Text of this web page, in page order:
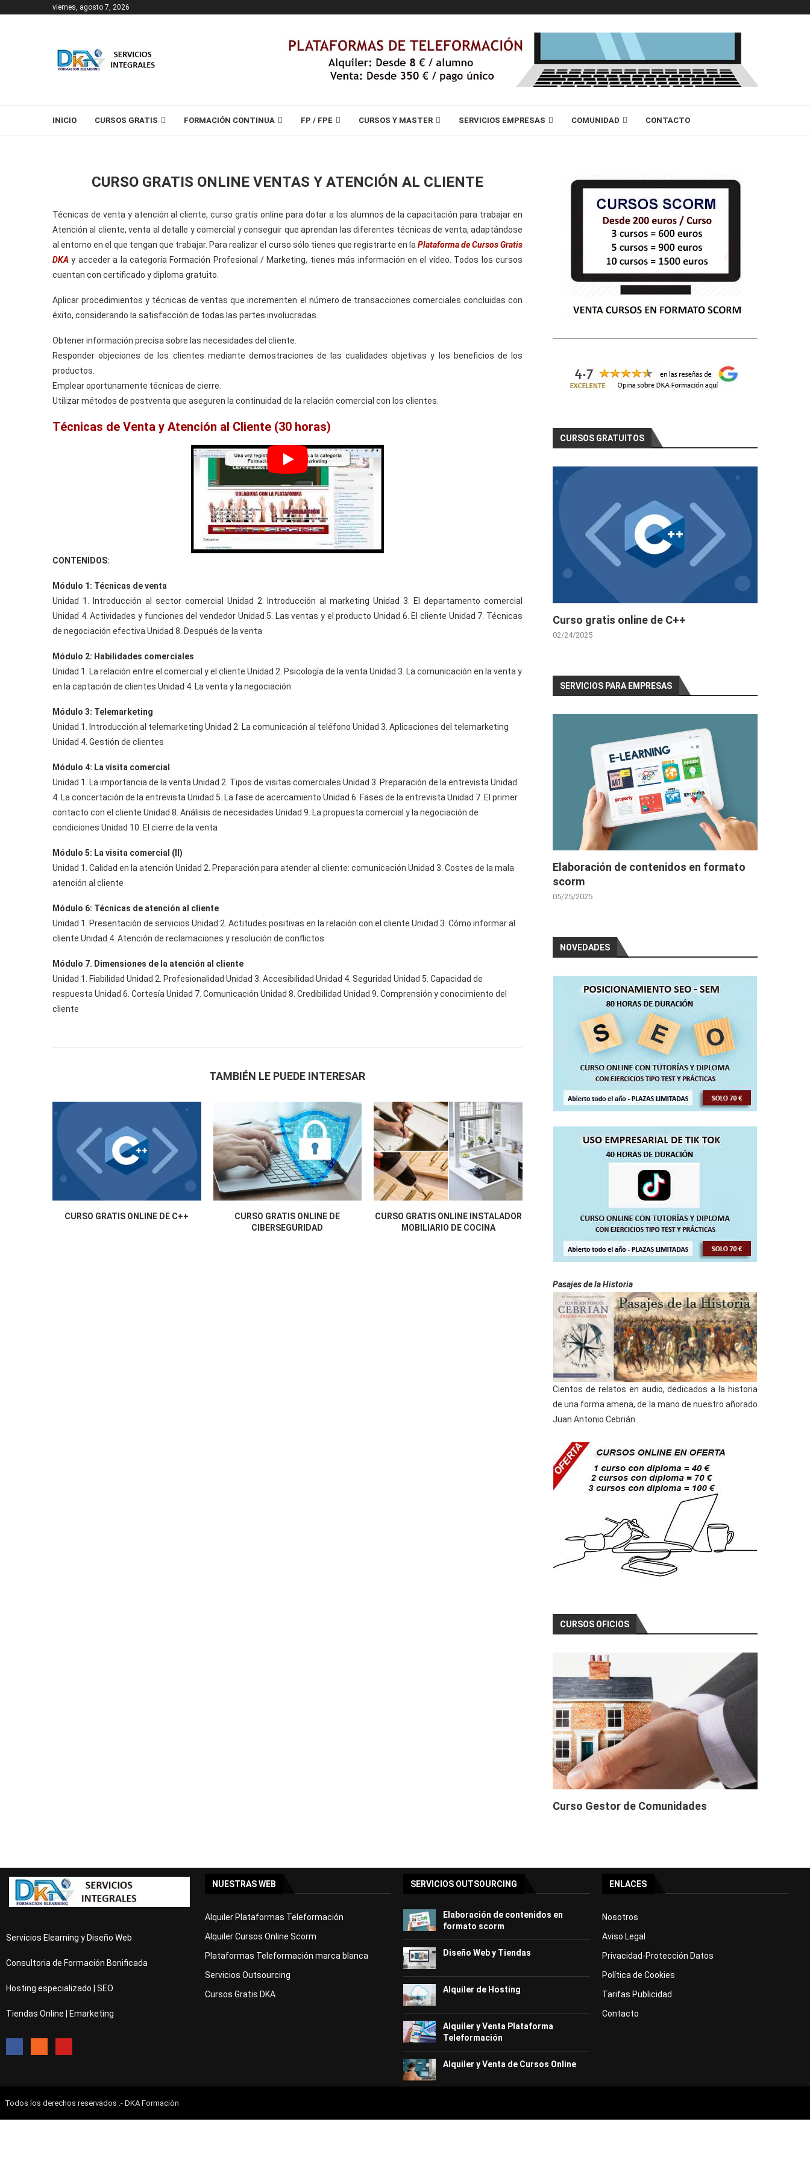
viernes, agosto 7, 2026
INICIO CURSOS GRATIS FORMACIÓN CONTINUA FP / FPE CURSOS Y MASTER SERVICIOS EMPRESAS COMUNIDAD CONTACTO
CURSO GRATIS ONLINE VENTAS Y ATENCIÓN AL CLIENTE
Técnicas de venta y atención al cliente, curso gratis online para dotar a los alumnos de la capacitación para trabajar en
Atención al cliente, venta al detalle y comercial y conseguir que aprendan las diferentes técnicas de venta, adaptándose
al entorno en el que tengan que trabajar. Para realizar el curso sólo tienes que registrarte en la Plataforma de Cursos Gratis
DKA y acceder a la categoría Formación Profesional / Marketing, tienes más información en el vídeo. Todos los cursos
cuentan con certificado y diploma gratuito.
Aplicar procedimientos y técnicas de ventas que incrementen el número de transacciones comerciales concluidas con
éxito, considerando la satisfacción de todas las partes involucradas.
Obtener información precisa sobre las necesidades del cliente.
Responder objeciones de los clientes mediante demostraciones de las cualidades objetivas y los beneficios de los
productos.
Emplear oportunamente técnicas de cierre.
Utilizar métodos de postventa que aseguren la continuidad de la relación comercial con los clientes.
Técnicas de Venta y Atención al Cliente (30 horas)
CONTENIDOS:
Módulo 1: Técnicas de venta
Unidad 1. Introducción al sector comercial Unidad 2. Introducción al marketing Unidad 3. El departamento comercial
Unidad 4. Actividades y funciones del vendedor Unidad 5. Las ventas y el producto Unidad 6. El cliente Unidad 7. Técnicas
de negociación efectiva Unidad 8. Después de la venta
Módulo 2: Habilidades comerciales
Unidad 1. La relación entre el comercial y el cliente Unidad 2. Psicología de la venta Unidad 3. La comunicación en la venta y
en la captación de clientes Unidad 4. La venta y la negociación
Módulo 3: Telemarketing
Unidad 1. Introducción al telemarketing Unidad 2. La comunicación al teléfono Unidad 3. Aplicaciones del telemarketing
Unidad 4. Gestión de clientes
Módulo 4: La visita comercial
Unidad 1. La importancia de la venta Unidad 2. Tipos de visitas comerciales Unidad 3. Preparación de la entrevista Unidad
4. La concertación de la entrevista Unidad 5. La fase de acercamiento Unidad 6. Fases de la entrevista Unidad 7. El primer
contacto con el cliente Unidad 8. Análisis de necesidades Unidad 9. La propuesta comercial y la negociación de
condiciones Unidad 10. El cierre de la venta
Módulo 5: La visita comercial (II)
Unidad 1. Calidad en la atención Unidad 2. Preparación para atender al cliente: comunicación Unidad 3. Costes de la mala
atención al cliente
Módulo 6: Técnicas de atención al cliente
Unidad 1. Presentación de servicios Unidad 2. Actitudes positivas en la relación con el cliente Unidad 3. Cómo informar al
cliente Unidad 4. Atención de reclamaciones y resolución de conflictos
Módulo 7. Dimensiones de la atención al cliente
Unidad 1. Fiabilidad Unidad 2. Profesionalidad Unidad 3. Accesibilidad Unidad 4. Seguridad Unidad 5. Capacidad de
respuesta Unidad 6. Cortesía Unidad 7. Comunicación Unidad 8. Credibilidad Unidad 9. Comprensión y conocimiento del
cliente
TAMBIÉN LE PUEDE INTERESAR
CURSO GRATIS ONLINE DE C++
CURSO GRATIS ONLINE DE
CIBERSEGURIDAD
CURSO GRATIS ONLINE INSTALADOR
MOBILIARIO DE COCINA
CURSOS GRATUITOS
Curso gratis online de C++
02/24/2025
SERVICIOS PARA EMPRESAS
Elaboración de contenidos en formato
scorm
05/25/2025
NOVEDADES
Pasajes de la Historia
Cientos de relatos en audio, dedicados a la historia
de una forma amena, de la mano de nuestro añorado
Juan Antonio Cebrián
CURSOS OFICIOS
Curso Gestor de Comunidades
Servicios Elearning y Diseño Web
Consultoria de Formación Bonificada
Hosting especializado | SEO
Tiendas Online | Emarketing
NUESTRAS WEB
Alquiler Plataformas Teleformación
Alquiler Cursos Online Scorm
Plataformas Teleformación marca blanca
Servicios Outsourcing
Cursos Gratis DKA
SERVICIOS OUTSOURCING
Elaboración de contenidos en
formato scorm
Diseño Web y Tiendas
Alquiler de Hosting
Alquiler y Venta Plataforma
Teleformación
Alquiler y Venta de Cursos Online
ENLACES
Nosotros
Aviso Legal
Privacidad-Protección Datos
Política de Cookies
Tarifas Publicidad
Contacto
Todos los derechos reservados .- DKA Formación